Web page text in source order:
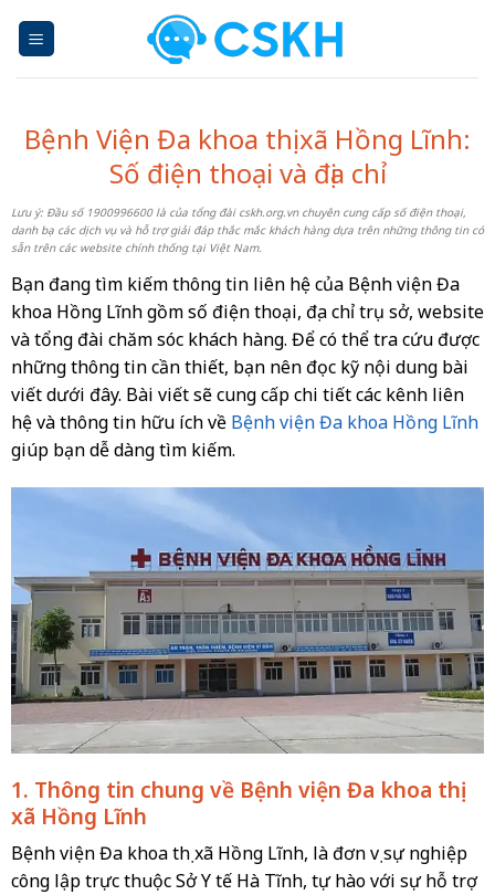
Bệnh Viện Đa khoa thị xã Hồng Lĩnh:
Số điện thoại và địa chỉ
Lưu ý: Đầu số 1900996600 là của tổng đài cskh.org.vn chuyên cung cấp số điện thoại,
danh bạ các dịch vụ và hỗ trợ giải đáp thắc mắc khách hàng dựa trên những thông tin có
sẵn trên các website chính thống tại Việt Nam.
Bạn đang tìm kiếm thông tin liên hệ của Bệnh viện Đa
khoa Hồng Lĩnh gồm số điện thoại, địa chỉ trụ sở, website
và tổng đài chăm sóc khách hàng. Để có thể tra cứu được
những thông tin cần thiết, bạn nên đọc kỹ nội dung bài
viết dưới đây. Bài viết sẽ cung cấp chi tiết các kênh liên
hệ và thông tin hữu ích về Bệnh viện Đa khoa Hồng Lĩnh
giúp bạn dễ dàng tìm kiếm.
1. Thông tin chung về Bệnh viện Đa khoa thị
xã Hồng Lĩnh
Bệnh viện Đa khoa thị xã Hồng Lĩnh, là đơn vị sự nghiệp
công lập trực thuộc Sở Y tế Hà Tĩnh, tự hào với sự hỗ trợ